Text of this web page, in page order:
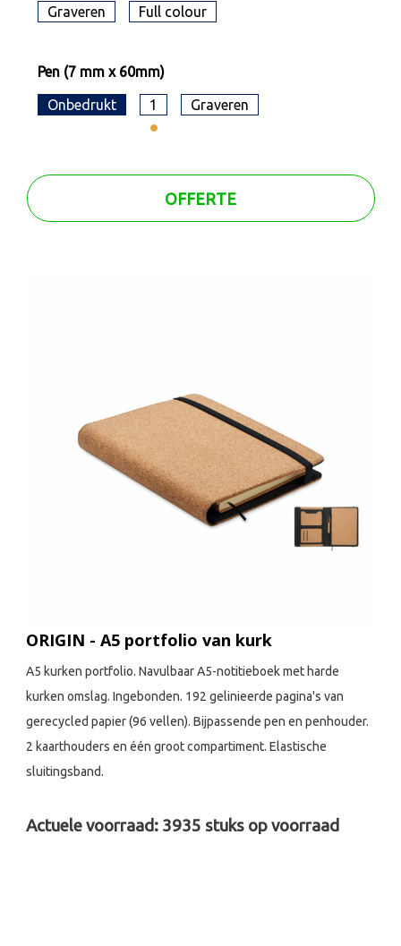
Graveren Full colour
Pen (7 mm x 60mm)
Onbedrukt 1 Graveren
OFFERTE
ORIGIN - A5 portfolio van kurk
A5 kurken portfolio. Navulbaar A5-notitieboek met harde
kurken omslag. Ingebonden. 192 gelinieerde pagina's van
gerecycled papier (96 vellen). Bijpassende pen en penhouder.
2 kaarthouders en één groot compartiment. Elastische
sluitingsband.
Actuele voorraad: 3935 stuks op voorraad